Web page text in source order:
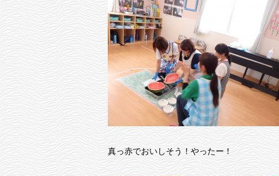
真っ赤でおいしそう！やったー！